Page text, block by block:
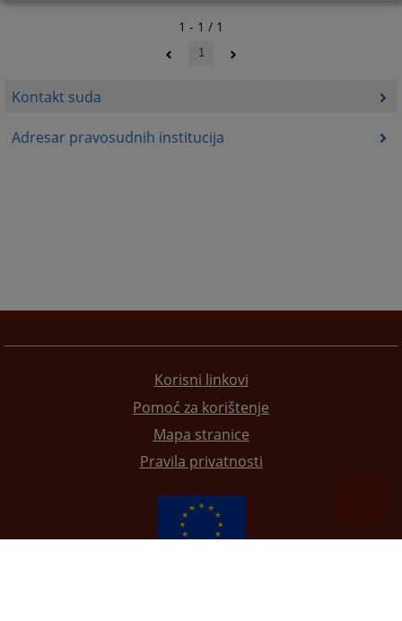
Kontakt suda
Adresar pravosudnih institucija
1 - 1 / 1
1
Korisni linkovi
Pomoć za korištenje
Mapa stranice
Pravila privatnosti